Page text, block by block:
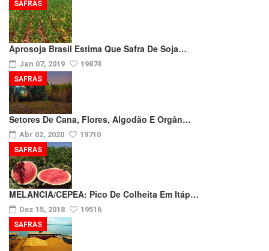
Aprosoja Brasil Estima Que Safra De Soja…
Jan 07, 2019 19874
SAFRAS
Setores De Cana, Flores, Algodão E Orgân…
Abr 02, 2020 19710
SAFRAS
MELANCIA/CEPEA: Pico De Colheita Em Itáp…
Dez 15, 2018 19516
SAFRAS
SAFRAS